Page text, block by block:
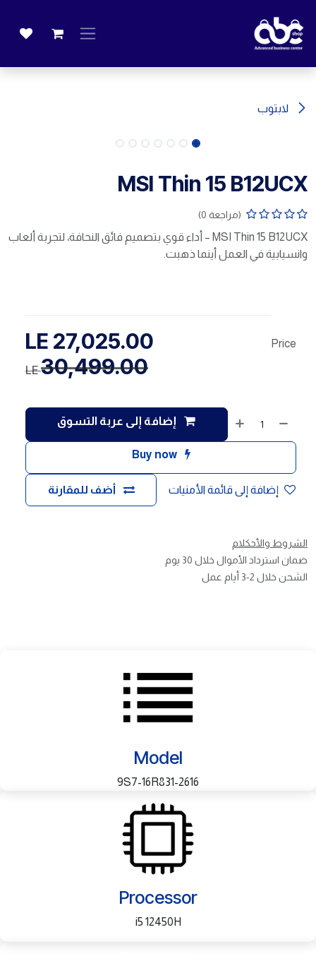
لابتوب
MSI Thin 15 B12UCX
(مراجعة 0)
MSI Thin 15 B12UCX – أداء قوي بتصميم فائق النحافة، لتجربة ألعاب
وانسيابية في العمل أينما ذهبت.
إضافة إلى عربة التسوق
Buy now
أضف للمقارنة إضافة إلى قائمة الأمنيات
Price
27,025.00
30,499.00
LE
الشروط والأحكلام
ضمان استرداد الأموال خلال 30 يوم
الشحن خلال 2-3 أيام عمل
Model
9S7-16R831-2616
Processor
i5 12450H